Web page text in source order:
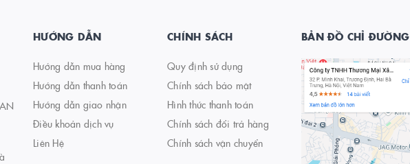
HƯỚNG DẪN
Hướng dẫn mua hàng
Hướng dẫn thanh toán
Hướng dẫn giao nhận
Điều khoản dịch vụ
Liên Hệ
CHÍNH SÁCH
Quy định sử dụng
Chính sách bảo mật
Hình thức thanh toán
Chính sách đổi trả hàng
Chính sách vận chuyển
BẢN ĐỒ CHỈ ĐƯỜNG